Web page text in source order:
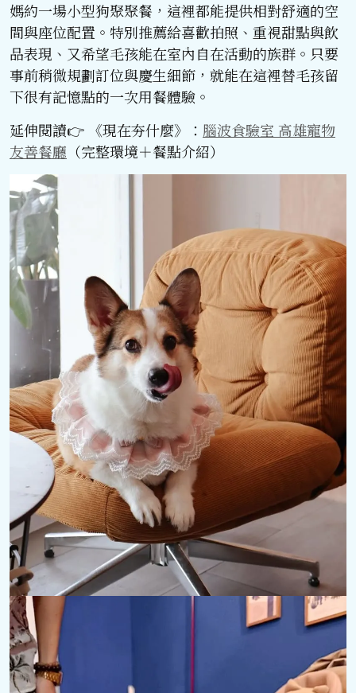
媽約一場小型狗聚聚餐，這裡都能提供相對舒適的空
間與座位配置。特別推薦給喜歡拍照、重視甜點與飲
品表現、又希望毛孩能在室內自在活動的族群。只要
事前稍微規劃訂位與慶生細節，就能在這裡替毛孩留
下很有記憶點的一次用餐體驗。
延伸閱讀👉 《現在夯什麼》： 腦波食驗室 高雄寵物
友善餐廳 （完整環境＋餐點介紹）